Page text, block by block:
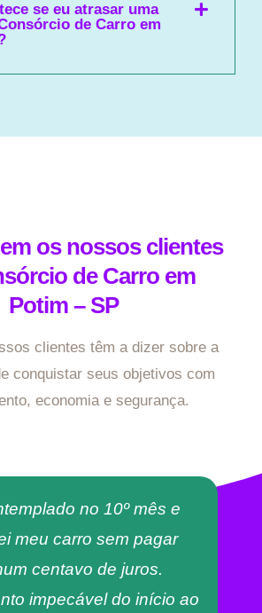
se eu atrasar uma
de Carro em
os nossos clientes
de Carro em
Potim – SP
clientes têm a dizer sobre a
conquistar seus objetivos com
economia e segurança.
no 10º mês e
meu carro sem pagar
centavo de juros.
impecável do início ao